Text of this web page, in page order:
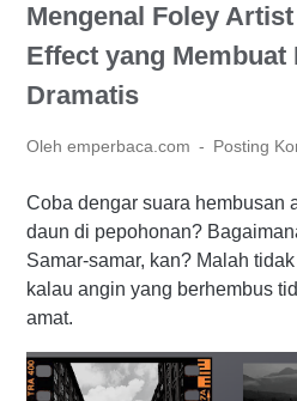
Mengenal Foley
Effect yang Membuat
Dramatis
Oleh emperbaca.com Posting
Coba dengar suara hembusan
daun di pepohonan?
Samar-samar, kan? Malah
kalau angin yang berhembus
amat.